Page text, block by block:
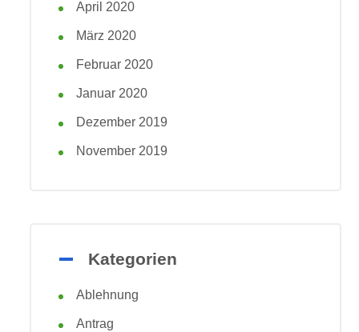
April 2020
März 2020
Februar 2020
Januar 2020
Dezember 2019
November 2019
Kategorien
Ablehnung
Antrag